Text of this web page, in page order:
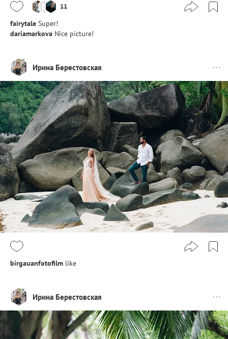
11
fairytale Super!
dariamarkova Nice picture!
Ирина Берестовская
birgauanfotofilm like
Ирина Берестовская